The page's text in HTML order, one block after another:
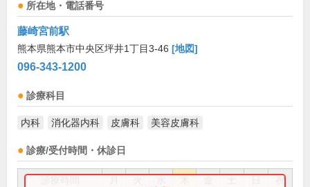
所在地・電話番号
藤崎宮前駅
熊本県熊本市中央区坪井1丁目3-46 [地図]
096-343-1200
診療科目
内科 消化器内科 皮膚科 美容皮膚科
診療/受付時間・休診日
祝